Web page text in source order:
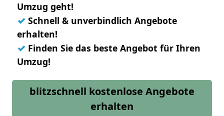
Umzug geht!
✓ Schnell & unverbindlich Angebote
erhalten!
✓ Finden Sie das beste Angebot für Ihren
Umzug!
blitzschnell kostenlose Angebote
erhalten